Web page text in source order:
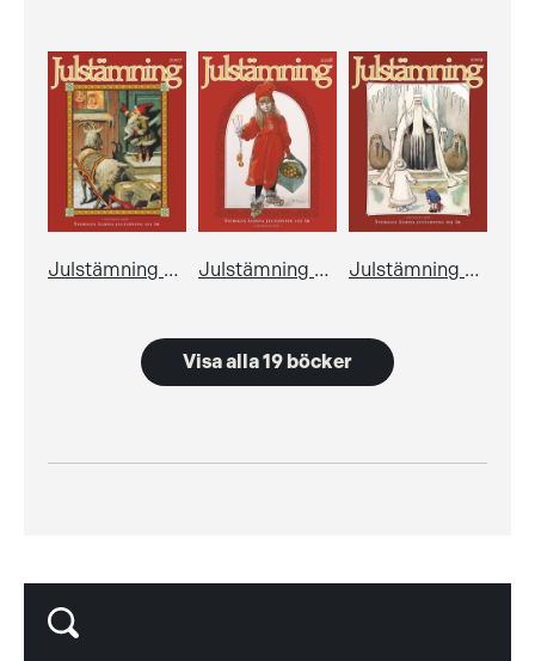
Julstämning 2007 Julstämning 2008 Julstämning 2009
Visa alla 19 böcker